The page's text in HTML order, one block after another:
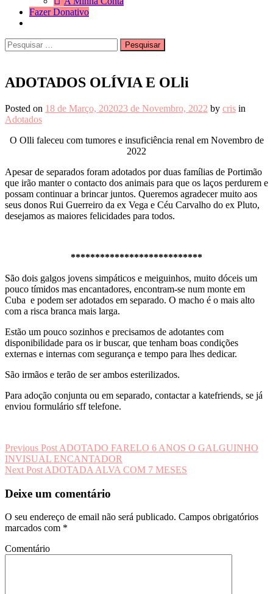
Fazer Donativo
Search
Pesquisar
por:
ADOTADOS OLÍVIA E OLli
Posted on 18 de Março, 202023 de Novembro, 2022 by cris in
Adotados
O Olli faleceu com tumores e insuficiência renal em Novembro de
2022
Apesar de separados foram adotados por duas famílias de Portimão
que irão manter o contacto dos animais para que os laços perdurem e
possam continuar a brincar juntos. Queremos agradecer muito aos
seus donos Rui Guerreiro da ex Vega e Céu Carvalho do ex Pluto,
desejamos as maiores felicidades para todos.
***************************
São dois galgos jovens simpáticos e meiguinhos, muito dóceis um
pouco tímidos mas encantadores, encontram-se num monte em
Cuba e podem ser adotados em separado. O macho é o mais alto
com a risca branca mais larga.
Estão um pouco sozinhos e precisamos de adotantes com
disponibilidade para os ir buscar, que tenham boas condições
externas e internas com segurança e tempo para lhes dedicar.
São irmãos e terão de ser ambos esterilizados.
Para adoção conjunta ou em separado, contactar a katefriends, se já
enviou formulário sff telefone.
Navegação
de
Previous Post ADOTADO FARELO 6 ANOS O GALGUINHO
INVISUAL ENCANTADOR
Next Post ADOTADA ALVA COM 7 MESES
Deixe um comentário
O seu endereço de email não será publicado. Campos obrigatórios
marcados com *
Comentário